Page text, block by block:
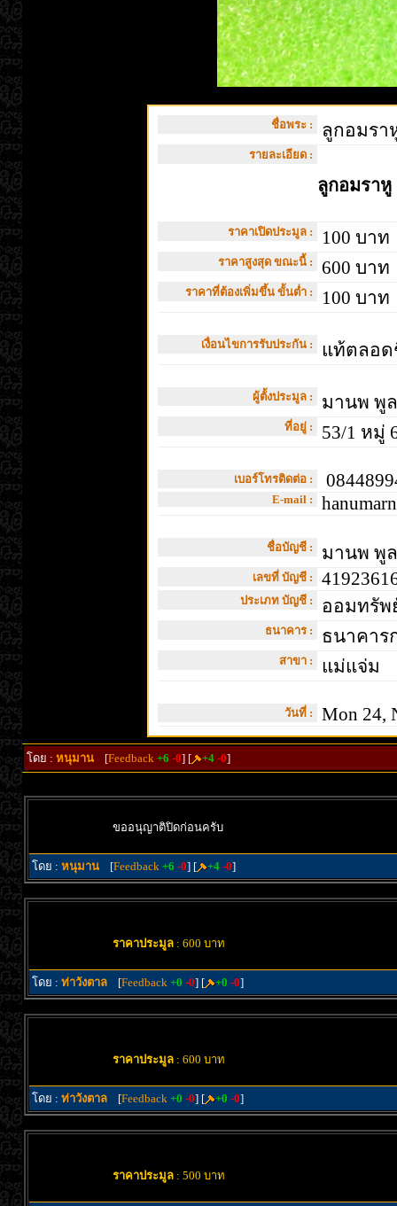
ชื่อพระ : ลูกอมรา
รายละเอียด :
ลูกอมรา
ราคาเปิดประมูล : 100 บาท
ราคาสูงสุด ขณะนี้ : 600 บาท
ราคาที่ต้องเพิ่มขึ้น ขั้นต่ำ : 100 บาท
เงื่อนไขการรับประกัน : แท้ตลอ
ผู้ตั้งประมูล : มานพ พู
ที่อยู่ : 53/1 หมู่
เบอร์โทรติดต่อ :
E-mail :
ชื่อบัญชี : มานพ พู
เลขที่ บัญชี :
ประเภท บัญชี : ออมทรัพ
ธนาคาร : ธนาคาร
สาขา : แม่แจ่ม
วันที่ : Mon 24,
โดย : หนุมาน [Feedback +6 -0] [ +4 -0]
ขออนุญาติปิดก่อนครับ
โดย : หนุมาน [Feedback +6 -0] [ +4 -0]
ราคาประมูล : 600 บาท
โดย : ท่าวังตาล [Feedback +0 -0] [ +0 -0]
ราคาประมูล : 600 บาท
โดย : ท่าวังตาล [Feedback +0 -0] [ +0 -0]
ราคาประมูล : 500 บาท